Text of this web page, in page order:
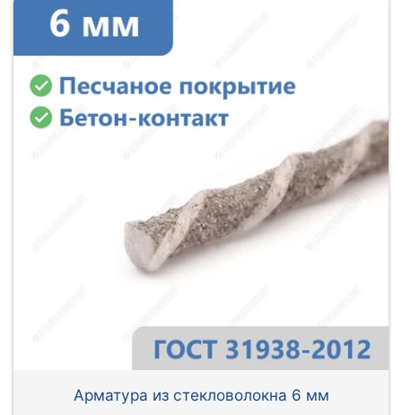
Арматура из стекловолокна 6 мм